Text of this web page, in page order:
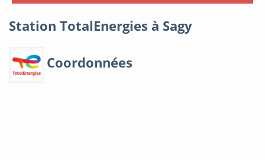
Station TotalEnergies à Sagy
Coordonnées